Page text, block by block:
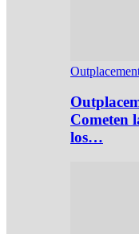
Cometen
los…